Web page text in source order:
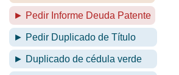
► Pedir Informe Deuda Patente
► Pedir Duplicado de Título
► Duplicado de cédula verde